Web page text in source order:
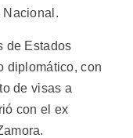
Nacional.
de Estados
diplomático, con
de visas a
con el ex